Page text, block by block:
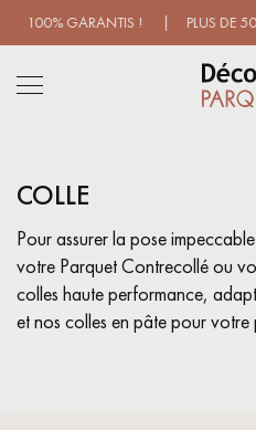
GARANTIS ! | PLUS DE 500
LES RECHERCHES LES
PARQUET MASSIF
COLLE
Pour assurer la pose
votre Parquet Contrecollé ou
colles haute performance,
et nos colles en pâte pour votre